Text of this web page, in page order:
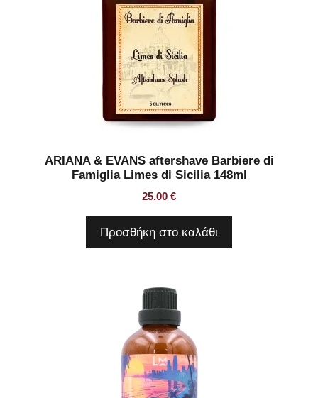
ARIANA & EVANS aftershave Barbiere di
Famiglia Limes di Sicilia 148ml
25,00 €
Προσθήκη στο καλάθι